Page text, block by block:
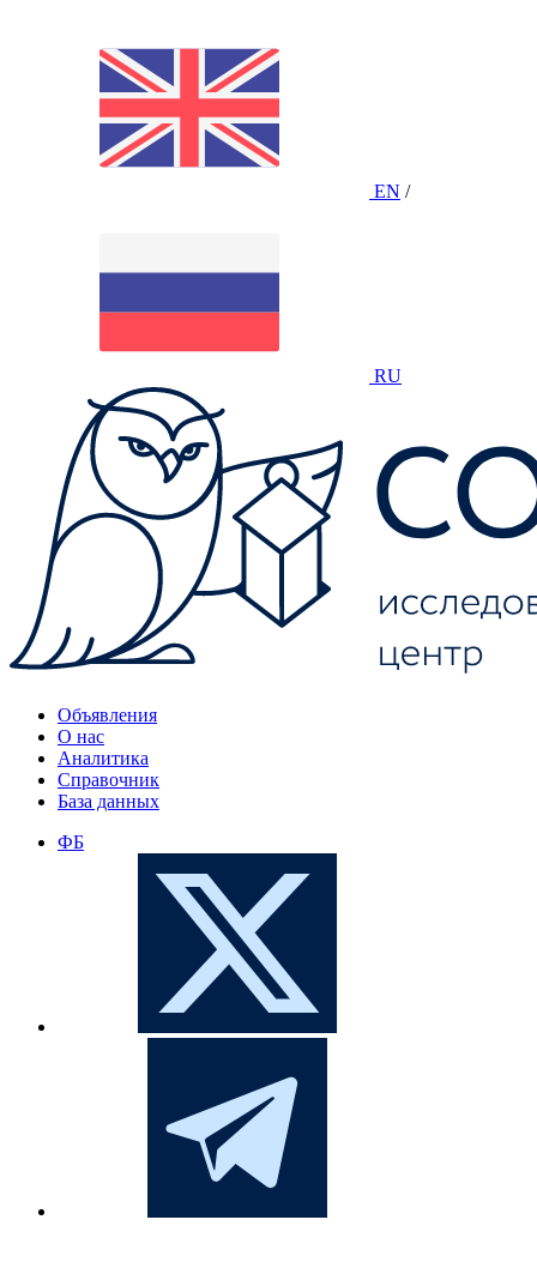
EN /
RU
Объявления
О нас
Аналитика
Справочник
База данных
ФБ